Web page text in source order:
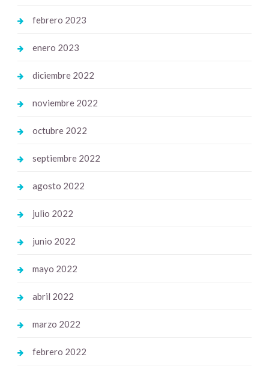
febrero 2023
enero 2023
diciembre 2022
noviembre 2022
octubre 2022
septiembre 2022
agosto 2022
julio 2022
junio 2022
mayo 2022
abril 2022
marzo 2022
febrero 2022